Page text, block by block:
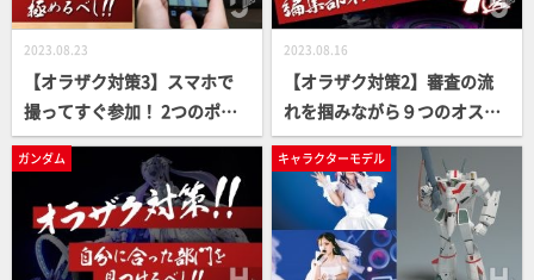
2023.08.23
【オラザク対策3】スマホで
撮ってすぐ参加！ 2つのポイ
ントをおさえた撮影術をプロ
カメラマンが伝授します！
2023.08.16
【オラザク対策2】審査の流
れを掴みながら９つのオスス
メ記事でオラザクを攻略す
る！
ガンダム キャラクターモデル